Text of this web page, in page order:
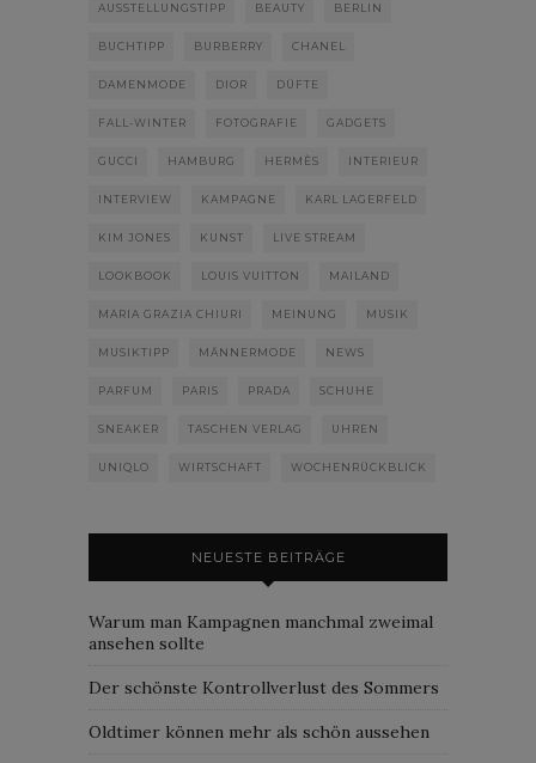
AUSSTELLUNGSTIPP BEAUTY BERLIN
BUCHTIPP BURBERRY CHANEL
DAMENMODE DIOR DÜFTE
FALL-WINTER FOTOGRAFIE GADGETS
GUCCI HAMBURG HERMÈS INTERIEUR
INTERVIEW KAMPAGNE KARL LAGERFELD
KIM JONES KUNST LIVE STREAM
LOOKBOOK LOUIS VUITTON MAILAND
MARIA GRAZIA CHIURI MEINUNG MUSIK
MUSIKTIPP MÄNNERMODE NEWS
PARFUM PARIS PRADA SCHUHE
SNEAKER TASCHEN VERLAG UHREN
UNIQLO WIRTSCHAFT WOCHENRÜCKBLICK
NEUESTE BEITRÄGE
Warum man Kampagnen manchmal zweimal
ansehen sollte
Der schönste Kontrollverlust des Sommers
Oldtimer können mehr als schön aussehen